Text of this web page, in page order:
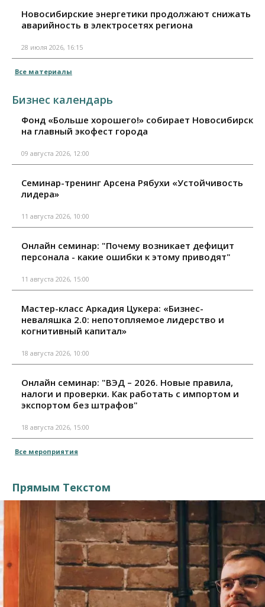
Новосибирские энергетики продолжают снижать
аварийность в электросетях региона
28 июля 2026, 16:15
Все материалы
Бизнес календарь
Фонд «Больше хорошего!» собирает Новосибирск
на главный экофест города
09 августа 2026, 12:00
Семинар-тренинг Арсена Рябухи «Устойчивость
лидера»
11 августа 2026, 10:00
Онлайн семинар: "Почему возникает дефицит
персонала - какие ошибки к этому приводят"
11 августа 2026, 15:00
Мастер-класс Аркадия Цукера: «Бизнес-
неваляшка 2.0: непотопляемое лидерство и
когнитивный капитал»
18 августа 2026, 10:00
Онлайн семинар: "ВЭД – 2026. Новые правила,
налоги и проверки. Как работать с импортом и
экспортом без штрафов"
18 августа 2026, 15:00
Все мероприятия
Прямым Текстом